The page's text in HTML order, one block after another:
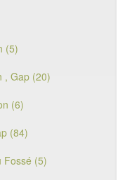
(5)
, Gap (20)
(6)
(84)
Fossé (5)